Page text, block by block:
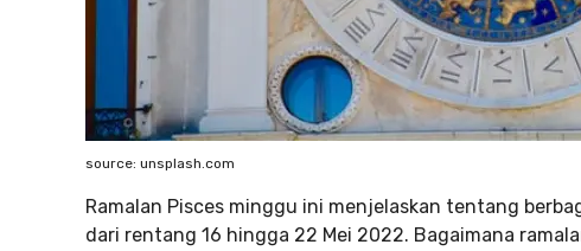
source: unsplash.com
Ramalan Pisces minggu ini menjelaskan tentang
dari rentang 16 hingga 22 Mei 2022. Bagaimana